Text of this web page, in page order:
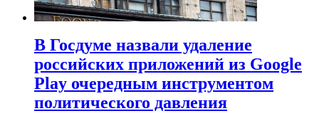
В Госдуме назвали удаление
российских приложений из Google
Play очередным инструментом
политического давления